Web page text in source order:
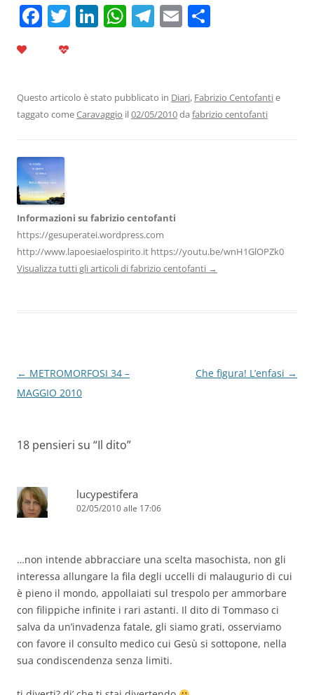
F
b
o
o
k
T Li
dI
n
W
A
p
T
a
m
E
vi
di
Questo articolo è stato pubblicato in Diari, Fabrizio Centofantie
taggato comeCaravaggio il02/05/2010da fabrizio centofanti
Informazioni su fabrizio centofanti
https://gesuperatei.wordpress.com
http://www.lapoesiaelospirito.it https://youtu.be/wnH1GlOPZk0
Visualizza tutti gli articoli di fabrizio centofanti →
Navigazione
articolo
← METROMORFOSI 34 –
MAGGIO 2010
Che figura! L’enfasi →
18 pensieri su “Il dito”
lucypestifera
02/05/2010 alle 17:06
…non intende abbracciare una scelta masochista, non gli
interessa allungare la fila degli uccelli di malaugurio di cui
è pieno il mondo, appollaiati sul trespolo per ammorbare
con filippiche infinite i rari astanti. Il dito di Tommaso ci
salva da un’invadenza fatale, gli siamo grati, osserviamo
con favore il consulto medico cui Gesù si sottopone, nella
sua condiscendenza senza limiti.